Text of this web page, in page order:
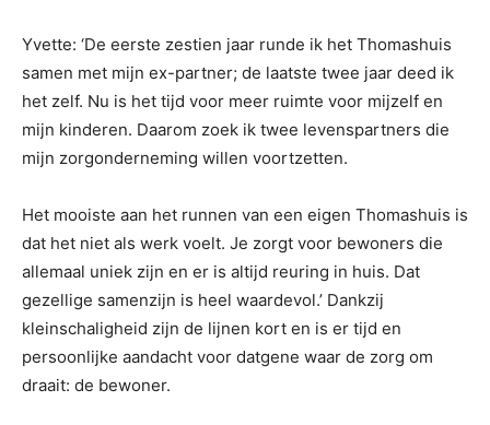
Yvette: ‘De eerste zestien jaar runde ik het Thomashuis
samen met mijn ex-partner; de laatste twee jaar deed ik
het zelf. Nu is het tijd voor meer ruimte voor mijzelf en
mijn kinderen. Daarom zoek ik twee levenspartners die
mijn zorgonderneming willen voortzetten.
Het mooiste aan het runnen van een eigen Thomashuis is
dat het niet als werk voelt. Je zorgt voor bewoners die
allemaal uniek zijn en er is altijd reuring in huis. Dat
gezellige samenzijn is heel waardevol.’ Dankzij
kleinschaligheid zijn de lijnen kort en is er tijd en
persoonlijke aandacht voor datgene waar de zorg om
draait: de bewoner.